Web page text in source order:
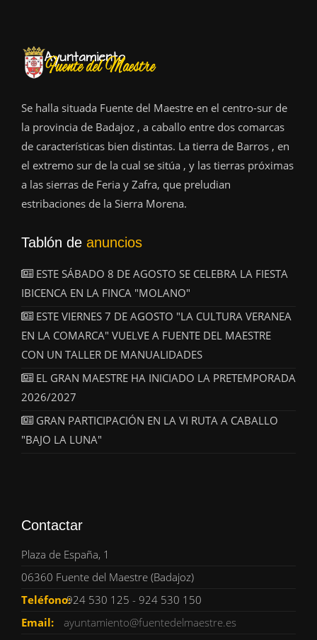
Se halla situada Fuente del Maestre en el centro-sur de
la provincia de Badajoz , a caballo entre dos comarcas
de características bien distintas. La tierra de Barros , en
el extremo sur de la cual se sitúa , y las tierras próximas
a las sierras de Feria y Zafra, que preludian
estribaciones de la Sierra Morena.
Tablón de anuncios
ESTE SÁBADO 8 DE AGOSTO SE CELEBRA LA FIESTA
IBICENCA EN LA FINCA "MOLANO"
ESTE VIERNES 7 DE AGOSTO "LA CULTURA VERANEA
EN LA COMARCA" VUELVE A FUENTE DEL MAESTRE
CON UN TALLER DE MANUALIDADES
EL GRAN MAESTRE HA INICIADO LA PRETEMPORADA
2026/2027
GRAN PARTICIPACIÓN EN LA VI RUTA A CABALLO
"BAJO LA LUNA"
Contactar
Plaza de España, 1
06360 Fuente del Maestre (Badajoz)
Teléfono:924 530 125 - 924 530 150
Email:
ayuntamiento@fuentedelmaestre.es